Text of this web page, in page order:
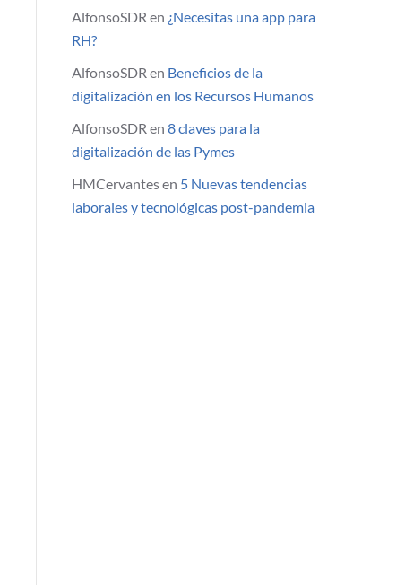
AlfonsoSDR en ¿Necesitas una app para
RH?
AlfonsoSDR en Beneficios de la
digitalización en los Recursos Humanos
AlfonsoSDR en 8 claves para la
digitalización de las Pymes
HMCervantesen 5 Nuevas tendencias
laborales y tecnológicas post-pandemia